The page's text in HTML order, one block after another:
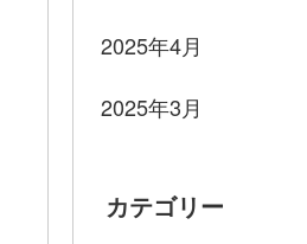
2025年4月
2025年3月
カテゴリー